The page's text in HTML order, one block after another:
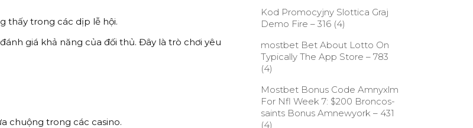
thấy trong các dịp lễ hội.
giá khả năng của đối thủ. Đây là trò chơi yêu
chuộng trong các casino.
Kod Promocyjny Slottica Graj
Demo Fire – 316(4)
‎mostbet Bet About Lotto On
Typically The App Store – 783
(4)
Mostbet Bonus Code Amnyxlm
For Nfl Week 7: $200 Broncos-
saints Bonus Amnewyork – 431
(4)